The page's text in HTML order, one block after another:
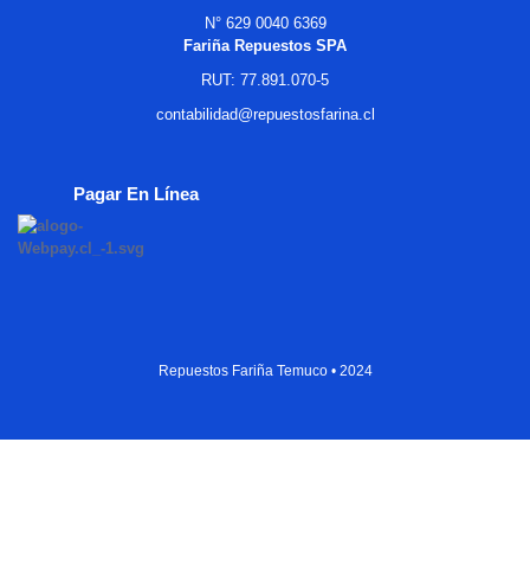
N° 629 0040 6369
Fariña Repuestos SPA
RUT: 77.891.070-5
contabilidad@repuestosfarina.cl
Pagar En Línea
Repuestos Fariña Temuco • 2024